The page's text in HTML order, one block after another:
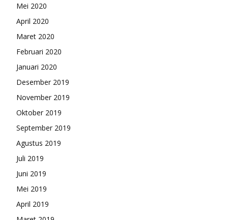
Mei 2020
April 2020
Maret 2020
Februari 2020
Januari 2020
Desember 2019
November 2019
Oktober 2019
September 2019
Agustus 2019
Juli 2019
Juni 2019
Mei 2019
April 2019